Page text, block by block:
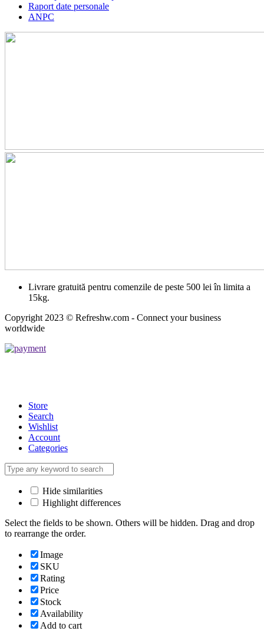
Raport date personale
ANPC
Livrare gratuită pentru comenzile de peste 500 lei în limita a
15kg.
Copyright 2023 © Refreshw.com - Connect your business
worldwide
Store
Search
Wishlist
Account
Categories
Hide similarities
Highlight differences
Select the fields to be shown. Others will be hidden. Drag and drop
to rearrange the order.
Image
SKU
Rating
Price
Stock
Availability
Add to cart